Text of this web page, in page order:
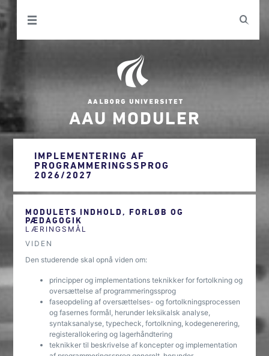
AAU MODULER
IMPLEMENTERING AF
PROGRAMMERINGSSPROG
2026/2027
MODULETS INDHOLD, FORLØB OG
PÆDAGOGIK
LÆRINGSMÅL
VIDEN
Den studerende skal opnå viden om:
principper og implementations teknikker for fortolkning og
oversættelse af programmeringssprog
faseopdeling af oversættelses- og fortolkningsprocessen
og fasernes formål, herunder leksikalsk analyse,
syntaksanalyse, typecheck, fortolkning, kodegenerering,
registerallokering og lagerhåndtering
teknikker til beskrivelse af koncepter og implementation